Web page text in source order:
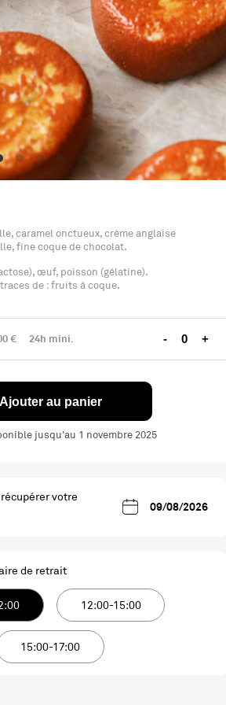
votre
de retrait
12:00-15:00
15:00-17:00
caramel onctueux, crème anglaise
fine coque de chocolat.
œuf, poisson (gélatine).
de : fruits à coque.
€ 24h mini. - +
Ajouter au panier
jusqu'au 1 novembre 2025